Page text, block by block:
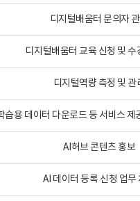
디지털배움터 문의자 관
디지털배움터 교육 신청 및 수
디지털역량 측정 및 관
습용 데이터 다운로드 등 서비스 제
AI허브 콘텐츠 홍보
AI 데이터 등록 신청 업무